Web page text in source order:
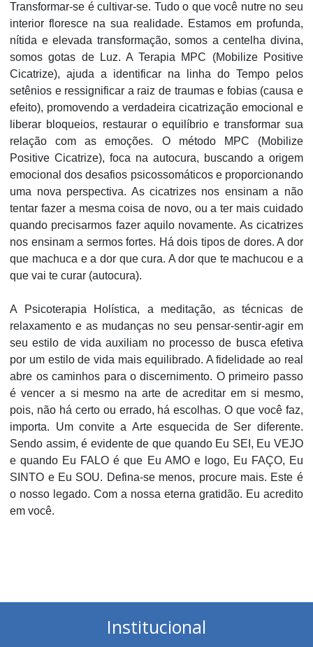
Transformar-se é cultivar-se. Tudo o que você nutre no seu
interior floresce na sua realidade. Estamos em profunda,
nítida e elevada transformação, somos a centelha divina,
somos gotas de Luz. A Terapia MPC (Mobilize Positive
Cicatrize), ajuda a identificar na linha do Tempo pelos
setênios e ressignificar a raiz de traumas e fobias (causa e
efeito), promovendo a verdadeira cicatrização emocional e
liberar bloqueios, restaurar o equilíbrio e transformar sua
relação com as emoções. O método MPC (Mobilize
Positive Cicatrize), foca na autocura, buscando a origem
emocional dos desafios psicossomáticos e proporcionando
uma nova perspectiva. As cicatrizes nos ensinam a não
tentar fazer a mesma coisa de novo, ou a ter mais cuidado
quando precisarmos fazer aquilo novamente. As cicatrizes
nos ensinam a sermos fortes. Há dois tipos de dores. A dor
que machuca e a dor que cura. A dor que te machucou e a
que vai te curar (autocura).
A Psicoterapia Holística, a meditação, as técnicas de
relaxamento e as mudanças no seu pensar-sentir-agir em
seu estilo de vida auxiliam no processo de busca efetiva
por um estilo de vida mais equilibrado. A fidelidade ao real
abre os caminhos para o discernimento. O primeiro passo
é vencer a si mesmo na arte de acreditar em si mesmo,
pois, não há certo ou errado, há escolhas. O que você faz,
importa. Um convite a Arte esquecida de Ser diferente.
Sendo assim, é evidente de que quando Eu SEI, Eu VEJO
e quando Eu FALO é que Eu AMO e logo, Eu FAÇO, Eu
SINTO e Eu SOU. Defina-se menos, procure mais. Este é
o nosso legado. Com a nossa eterna gratidão. Eu acredito
em você.
Institucional